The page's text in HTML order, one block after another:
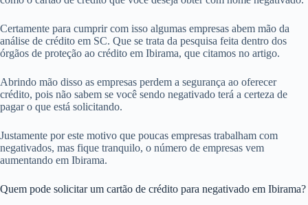
Certamente para cumprir com isso algumas empresas abem mão da
análise de crédito em SC. Que se trata da pesquisa feita dentro dos
órgãos de proteção ao crédito em Ibirama, que citamos no artigo.
Abrindo mão disso as empresas perdem a segurança ao oferecer
crédito, pois não sabem se você sendo negativado terá a certeza de
pagar o que está solicitando.
Justamente por este motivo que poucas empresas trabalham com
negativados, mas fique tranquilo, o número de empresas vem
aumentando em Ibirama.
Quem pode solicitar um cartão de crédito para negativado em Ibirama?